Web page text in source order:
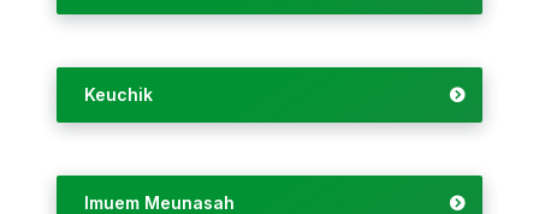
Keuchik
Imuem Meunasah